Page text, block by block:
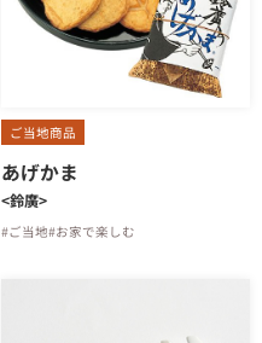
ご当地商品
あげかま
<鈴廣>
#ご当地#お家で楽しむ